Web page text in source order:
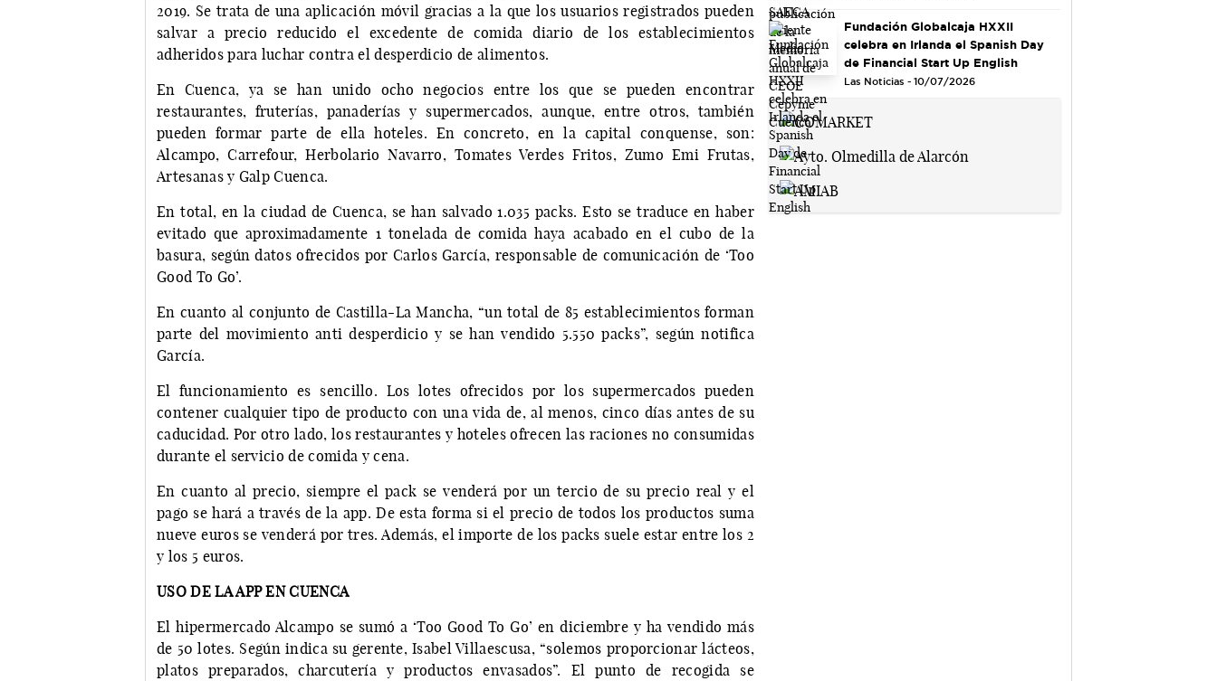
2019. Se trata de una aplicación móvil gracias a la que los usuarios registrados pueden
salvar a precio reducido el excedente de comida diario de los establecimientos
adheridos para luchar contra el desperdicio de alimentos.
En Cuenca, ya se han unido ocho negocios entre los que se pueden encontrar
restaurantes, fruterías, panaderías y supermercados, aunque, entre otros, también
pueden formar parte de ella hoteles. En concreto, en la capital conquense, son:
Alcampo, Carrefour, Herbolario Navarro, Tomates Verdes Fritos, Zumo Emi Frutas,
Artesanas y Galp Cuenca.
En total, en la ciudad de Cuenca, se han salvado 1.035 packs. Esto se traduce en haber
evitado que aproximadamente 1 tonelada de comida haya acabado en el cubo de la
basura, según datos ofrecidos por Carlos García, responsable de comunicación de ‘Too
Good To Go’.
En cuanto al conjunto de Castilla-La Mancha, “un total de 85 establecimientos forman
parte del movimiento anti desperdicio y se han vendido 5.550 packs”, según notifica
García.
El funcionamiento es sencillo. Los lotes ofrecidos por los supermercados pueden
contener cualquier tipo de producto con una vida de, al menos, cinco días antes de su
caducidad. Por otro lado, los restaurantes y hoteles ofrecen las raciones no consumidas
durante el servicio de comida y cena.
En cuanto al precio, siempre el pack se venderá por un tercio de su precio real y el
pago se hará a través de la app. De esta forma si el precio de todos los productos suma
nueve euros se venderá por tres. Además, el importe de los packs suele estar entre los 2
y los 5 euros.
USO DE LA APP EN CUENCA
El hipermercado Alcampo se sumó a ‘Too Good To Go’ en diciembre y ha vendido más
de 50 lotes. Según indica su gerente, Isabel Villaescusa, “solemos proporcionar lácteos,
platos preparados, charcutería y productos envasados”. El punto de recogida se
Fundación Globalcaja HXXII
celebra en Irlanda el Spanish Day
de Financial Start Up English
Las Noticias - 10/07/2026